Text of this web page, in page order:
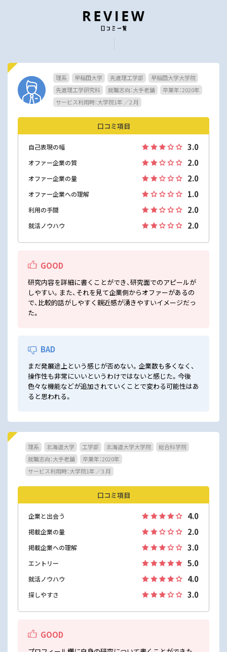
理系 早稲田大学 先進理工学部
早稲田大学大学院
先進理工学研究科
就職志向：大手老舗
卒業年：2020年
サービス利用時：大学院1年 ／2 月
口コミ項目
自己表現の幅 3.0
オファー企業の質 2.0
オファー企業の量 2.0
オファー企業への理解 1.0
利用の手間 2.0
就活ノウハウ 2.0
GOOD
研究内容を詳細に書くことができ、研究面でのアピールが
しやすい。また、それを見て企業側からオファーがあるの
で、比較的話がしやすく親近感が湧きやすいイメージだっ
た。
BAD
まだ発展途上という感じが否めない。企業数も多くなく、
操作性も非常にいいというわけではないと感じた。今後
色々な機能などが追加されていくことで変わる可能性はあ
ると思われる。
理系 北海道大学 工学部 北海道大学大学院
総合科学院
就職志向：大手老舗
卒業年：2020年
サービス利用時：大学院1年 ／3 月
口コミ項目
企業と出会う 4.0
掲載企業の量 2.0
掲載企業への理解 3.0
エントリー 5.0
就活ノウハウ 4.0
探しやすさ 3.0
GOOD